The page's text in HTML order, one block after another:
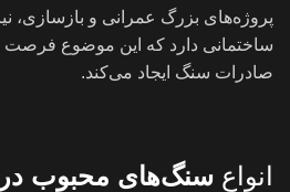
پروژه‌های بزرگ عمرانی و بازسازی،
ساختمانی دارد که این موضوع فرصت
صادرات سنگ ایجاد می‌کند.
انواع سنگ‌های محبوب